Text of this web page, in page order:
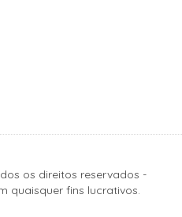
os direitos reservados -
quaisquer fins lucrativos.